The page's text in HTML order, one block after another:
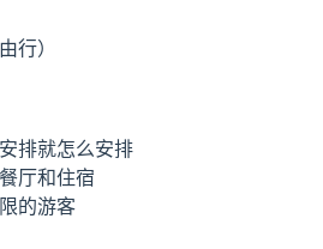
行）
排就怎么安排
厅和住宿
的游客